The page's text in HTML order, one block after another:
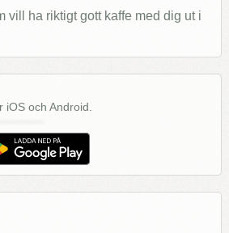
vill ha riktigt gott kaffe med dig ut i
iOS och Android.